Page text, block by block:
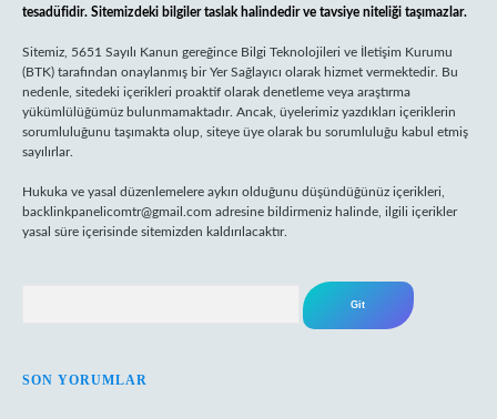
tesadüfidir. Sitemizdeki bilgiler taslak halindedir ve tavsiye niteliği taşımazlar.
Sitemiz, 5651 Sayılı Kanun gereğince Bilgi Teknolojileri ve İletişim Kurumu
(BTK) tarafından onaylanmış bir Yer Sağlayıcı olarak hizmet vermektedir. Bu
nedenle, sitedeki içerikleri proaktif olarak denetleme veya araştırma
yükümlülüğümüz bulunmamaktadır. Ancak, üyelerimiz yazdıkları içeriklerin
sorumluluğunu taşımakta olup, siteye üye olarak bu sorumluluğu kabul etmiş
sayılırlar.
Hukuka ve yasal düzenlemelere aykırı olduğunu düşündüğünüz içerikleri,
backlinkpanelicomtr@gmail.com adresine bildirmeniz halinde, ilgili içerikler
yasal süre içerisinde sitemizden kaldırılacaktır.
SON YORUMLAR